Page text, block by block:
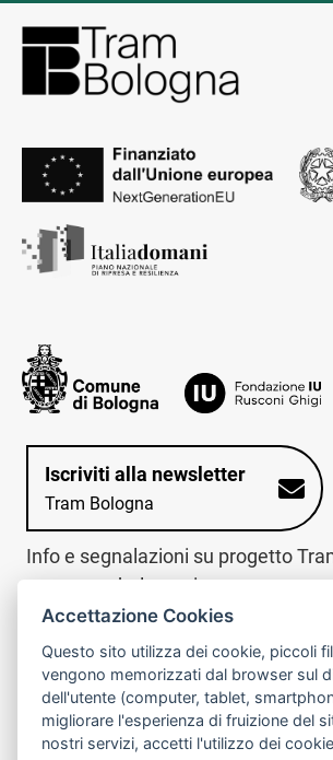
Iscriviti alla newsletter
Tram Bologna
Info e segnalazioni su progetto
www.trambologna.it
trova infopoint sulla mappa
Trova l'infopoint
più vicino
telefona al call
Chiama il call
center
800078611
Contatto cantiere per emergenze
Accettazione Cookies
Questo sito utilizza dei cookie, piccoli
vengono memorizzati dal browser sul
dell'utente (computer, tablet,
migliorare l'esperienza di fruizione del
nostri servizi, accetti l'utilizzo dei